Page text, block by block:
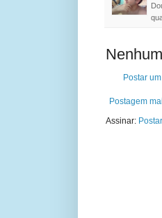
Postar
Postagem
Assinar: